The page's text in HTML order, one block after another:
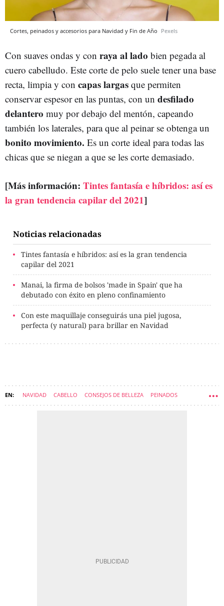
Cortes, peinados y accesorios para Navidad y Fin de Año Pexels
Con suaves ondas y con raya al lado bien pegada al
cuero cabelludo. Este corte de pelo suele tener una base
recta, limpia y con capas largas que permiten
conservar espesor en las puntas, con un desfilado
delantero muy por debajo del mentón, capeando
también los laterales, para que al peinar se obtenga un
bonito movimiento. Es un corte ideal para todas las
chicas que se niegan a que se les corte demasiado.
[Más información: Tintes fantasía e híbridos: así es
la gran tendencia capilar del 2021]
Noticias relacionadas
Tintes fantasía e híbridos: así es la gran tendencia
capilar del 2021
Manai, la firma de bolsos 'made in Spain' que ha
debutado con éxito en pleno confinamiento
Con este maquillaje conseguirás una piel jugosa,
perfecta (y natural) para brillar en Navidad
NAVIDAD CABELLO CONSEJOS DE BELLEZA PEINADOS